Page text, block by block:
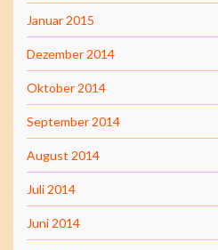
Januar 2015
Dezember 2014
Oktober 2014
September 2014
August 2014
Juli 2014
Juni 2014